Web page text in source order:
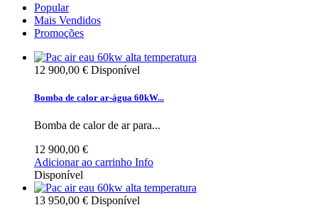
Popular
Mais Vendidos
Promoções
12 900,00 € Disponível
Bomba de calor ar-água 60kW...
Bomba de calor de ar para...
12 900,00 €
Adicionar ao carrinho Info
Disponível
13 950,00 € Disponível